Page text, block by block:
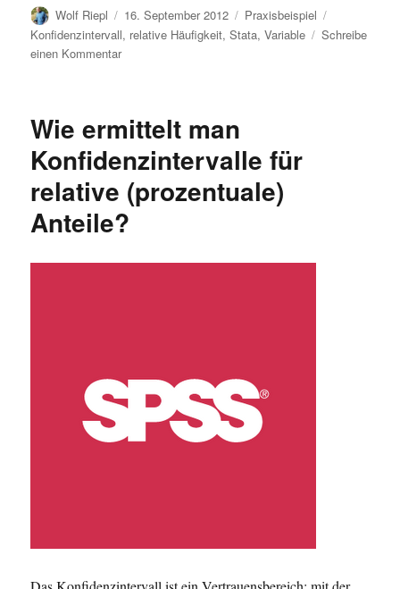
Autor
Wolf Riepl
Veröffentlicht
am
16. September 2012 Kategorien
Praxisbeispiel
Konfidenzintervall, relative Häufigkeit,Stata,Variable
Schreibe
einen Kommentarzu
Konfidenzintervalle
kategoriale
Variablen
in
Stata?
Wie ermittelt man
Konfidenzintervalle für
relative (prozentuale)
Anteile?